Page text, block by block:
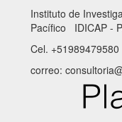
Instituto de
Pacífico IDICAP -
Cel. +51989479580
correo: